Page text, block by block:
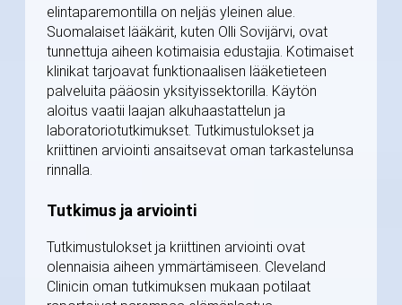
elintaparemontilla on neljäs yleinen alue.
Suomalaiset lääkärit, kuten Olli Sovijärvi, ovat
tunnettuja aiheen kotimaisia edustajia. Kotimaiset
klinikat tarjoavat funktionaalisen lääketieteen
palveluita pääosin yksityissektorilla. Käytön
aloitus vaatii laajan alkuhaastattelun ja
laboratoriotutkimukset. Tutkimustulokset ja
kriittinen arviointi ansaitsevat oman tarkastelunsa
rinnalla.
Tutkimus ja arviointi
Tutkimustulokset ja kriittinen arviointi ovat
olennaisia aiheen ymmärtämiseen. Cleveland
Clinicin oman tutkimuksen mukaan potilaat